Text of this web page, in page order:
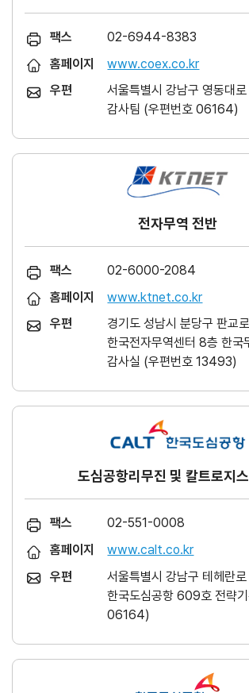
팩스
02-6944-8383
홈페이지
www.coex.co.kr
우편
서울특별시 강남구 영동대
감사팀 (우편번호 06164)
전자무역 전반
팩스
02-6000-2084
홈페이지
www.ktnet.co.kr
우편
경기도 성남시 분당구 판교
한국전자무역센터 8층 한국
감사실 (우편번호 13493)
도심공항리무진 및 칼트로지
팩스
02-551-0008
홈페이지
www.calt.co.kr
우편
서울특별시 강남구 테헤란
한국도심공항 609호 전략
06164)